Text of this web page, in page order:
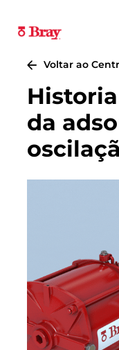
Voltar ao
da